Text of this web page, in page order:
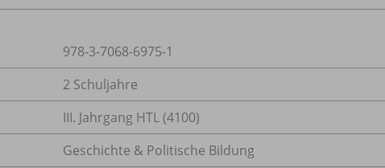
978-3-7068-6975-1
2 Schuljahre
III. Jahrgang HTL (4100)
Geschichte & Politische Bildung